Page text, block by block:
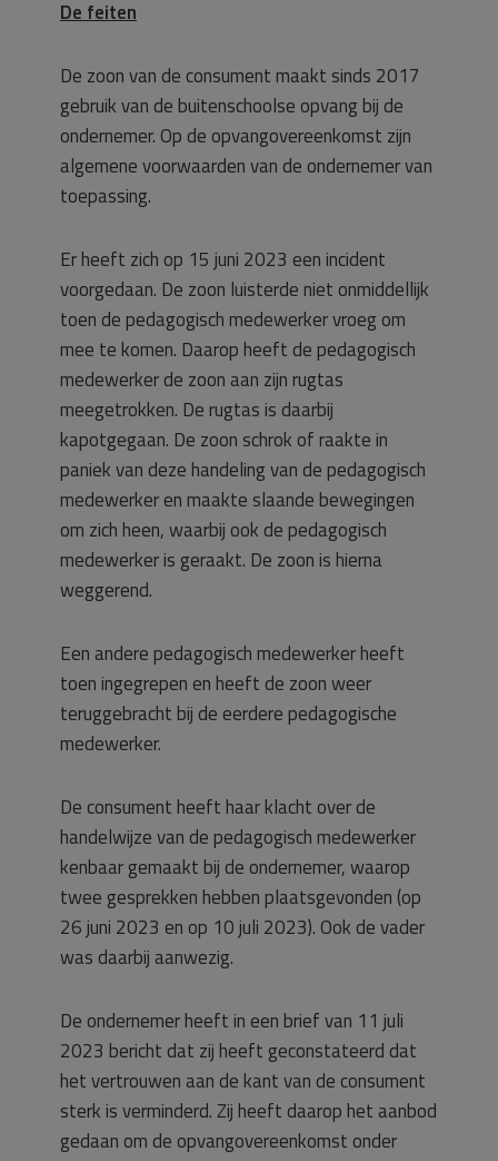
De feiten
De zoon van de consument maakt sinds 2017
gebruik van de buitenschoolse opvang bij de
ondernemer. Op de opvangovereenkomst zijn
algemene voorwaarden van de ondernemer van
toepassing.
Er heeft zich op 15 juni 2023 een incident
voorgedaan. De zoon luisterde niet onmiddellijk
toen de pedagogisch medewerker vroeg om
mee te komen. Daarop heeft de pedagogisch
medewerker de zoon aan zijn rugtas
meegetrokken. De rugtas is daarbij
kapotgegaan. De zoon schrok of raakte in
paniek van deze handeling van de pedagogisch
medewerker en maakte slaande bewegingen
om zich heen, waarbij ook de pedagogisch
medewerker is geraakt. De zoon is hierna
weggerend.
Een andere pedagogisch medewerker heeft
toen ingegrepen en heeft de zoon weer
teruggebracht bij de eerdere pedagogische
medewerker.
De consument heeft haar klacht over de
handelwijze van de pedagogisch medewerker
kenbaar gemaakt bij de ondernemer, waarop
twee gesprekken hebben plaatsgevonden (op
26 juni 2023 en op 10 juli 2023). Ook de vader
was daarbij aanwezig.
De ondernemer heeft in een brief van 11 juli
2023 bericht dat zij heeft geconstateerd dat
het vertrouwen aan de kant van de consument
sterk is verminderd. Zij heeft daarop het aanbod
gedaan om de opvangovereenkomst onder